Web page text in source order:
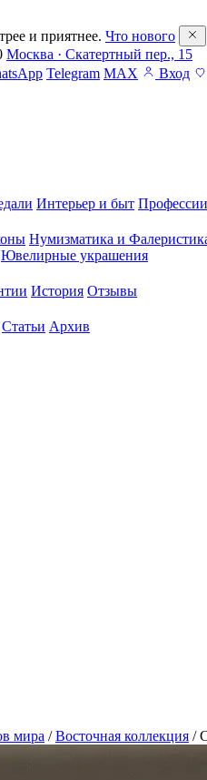
и приятнее. Что нового
Москва · Скатертный пер., 15
Telegram MAX Вход
Интерьер и быт Профессии
Нумизматика и
Ювелирные украшения
История Отзывы
Статьи Архив
мира / Восточная коллекция /